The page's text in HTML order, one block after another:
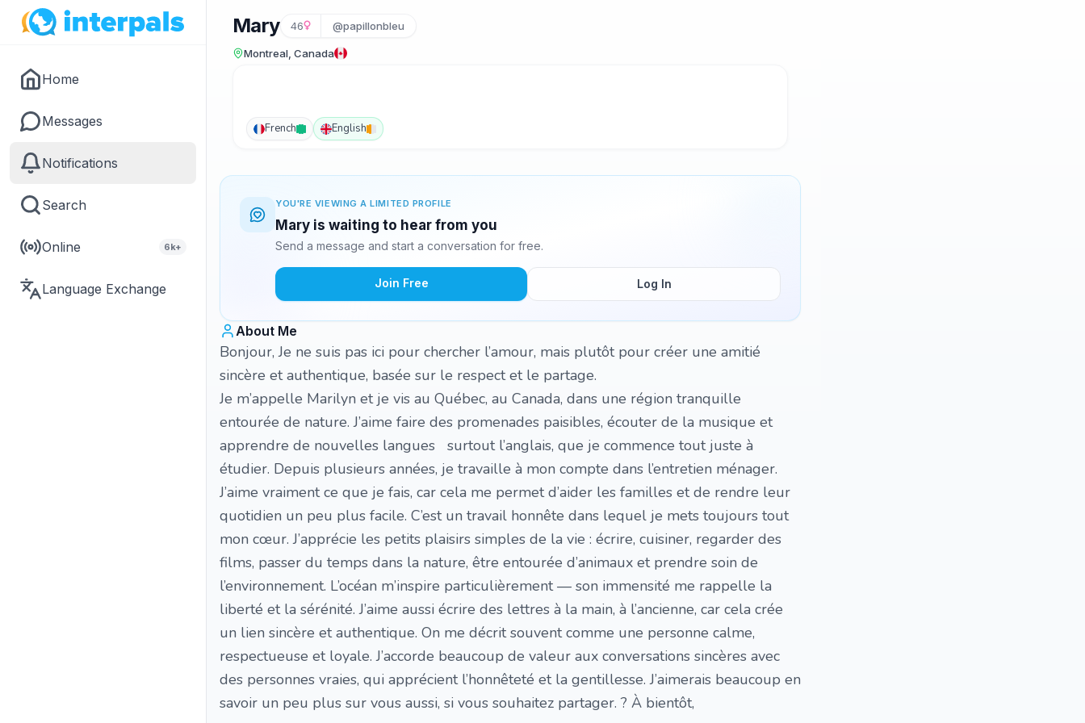
Home
Messages
Notifications
Search
Online 6k+
Language Exchange
Mary 46 @papillonbleu
Montreal, Canada
French English
YOU'RE VIEWING A LIMITED PROFILE
Mary is waiting to hear from you
Send a message and start a conversation for free.
Join Free Log In
About Me
Bonjour, Je ne suis pas ici pour chercher l’amour, mais plutôt pour créer une amitié
sincère et authentique, basée sur le respect et le partage.
Je m’appelle Marilyn et je vis au Québec, au Canada, dans une région tranquille
entourée de nature. J’aime faire des promenades paisibles, écouter de la musique et
apprendre de nouvelles langues surtout l’anglais, que je commence tout juste à
étudier. Depuis plusieurs années, je travaille à mon compte dans l’entretien ménager.
J’aime vraiment ce que je fais, car cela me permet d’aider les familles et de rendre leur
quotidien un peu plus facile. C’est un travail honnête dans lequel je mets toujours tout
mon cœur. J’apprécie les petits plaisirs simples de la vie : écrire, cuisiner, regarder des
films, passer du temps dans la nature, être entourée d’animaux et prendre soin de
l’environnement. L’océan m’inspire particulièrement — son immensité me rappelle la
liberté et la sérénité. J’aime aussi écrire des lettres à la main, à l’ancienne, car cela crée
un lien sincère et authentique. On me décrit souvent comme une personne calme,
respectueuse et loyale. J’accorde beaucoup de valeur aux conversations sincères avec
des personnes vraies, qui apprécient l’honnêteté et la gentillesse. J’aimerais beaucoup en
savoir un peu plus sur vous aussi, si vous souhaitez partager. ? À bientôt,